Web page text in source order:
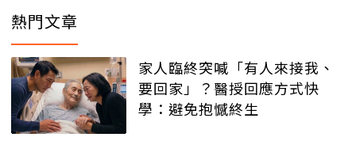
熱門文章
家人臨終突喊「有人來接我、
要回家」？醫授回應方式快
學：避免抱憾終生